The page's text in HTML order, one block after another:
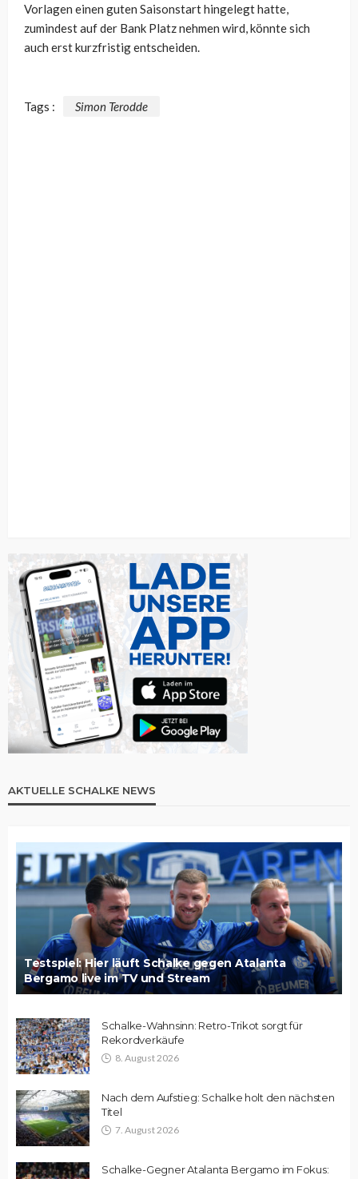
Vorlagen einen guten Saisonstart hingelegt hatte,
zumindest auf der Bank Platz nehmen wird, könnte sich
auch erst kurzfristig entscheiden.
Tags : Simon Terodde
AKTUELLE SCHALKE NEWS
Testspiel: Hier läuft Schalke gegen Atalanta
Bergamo live im TV und Stream
Schalke-Wahnsinn: Retro-Trikot sorgt für
Rekordverkäufe
8. August 2026
Nach dem Aufstieg: Schalke holt den nächsten
Titel
7. August 2026
Schalke-Gegner Atalanta Bergamo im Fokus: